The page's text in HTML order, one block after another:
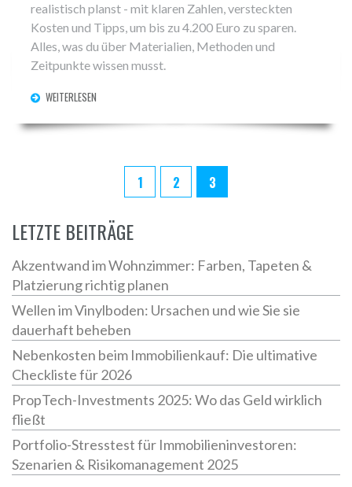
realistisch planst - mit klaren Zahlen, versteckten
Kosten und Tipps, um bis zu 4.200 Euro zu sparen.
Alles, was du über Materialien, Methoden und
Zeitpunkte wissen musst.
WEITERLESEN
1 2 3
LETZTE BEITRÄGE
Akzentwand im Wohnzimmer: Farben, Tapeten &
Platzierung richtig planen
Wellen im Vinylboden: Ursachen und wie Sie sie
dauerhaft beheben
Nebenkosten beim Immobilienkauf: Die ultimative
Checkliste für 2026
PropTech-Investments 2025: Wo das Geld wirklich
fließt
Portfolio-Stresstest für Immobilieninvestoren:
Szenarien & Risikomanagement 2025